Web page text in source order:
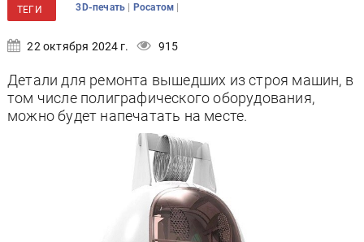
ТЕГИ 3D-печать | Росатом |
22 октября 2024 г. 915
Детали для ремонта вышедших из строя машин, в
том числе полиграфического оборудования,
можно будет напечатать на месте.